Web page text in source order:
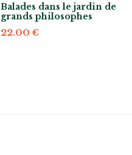
Balades dans le jardin de
grands philosophes
22.00 €